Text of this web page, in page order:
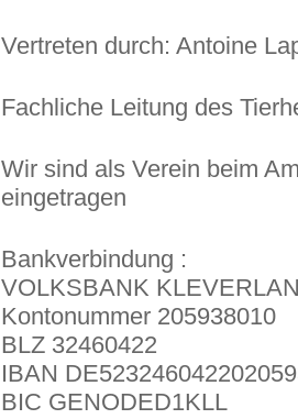
Vertreten durch: Antoine
Fachliche Leitung des
Wir sind als Verein beim
eingetragen
Bankverbindung :
VOLKSBANK
Kontonummer 205938010
BLZ 32460422
IBAN
BIC GENODED1KLL